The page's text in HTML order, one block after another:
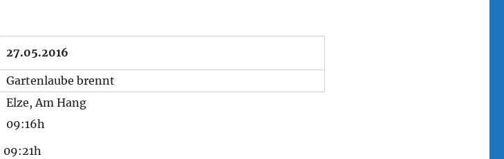
27.05.2016
Gartenlaube brennt
Elze, Am Hang
09:16h
09:21h